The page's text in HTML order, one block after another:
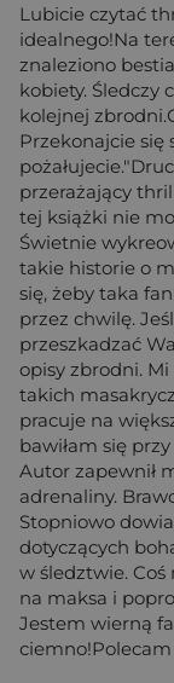
Lubicie czytać
idealnego!Na
znaleziono
kobiety. Śledczy
kolejnej
Przekonajcie się
przerażający
tej książki nie
Świetnie
takie historie o
się, żeby taka
przez chwilę.
przeszkadzać
opisy zbrodni. Mi
takich
pracuje na
bawiłam się
Autor zapewnił
adrenaliny.
Stopniowo
dotyczących
w śledztwie.
na maksa i
Jestem wierną
ciemno!Polecam